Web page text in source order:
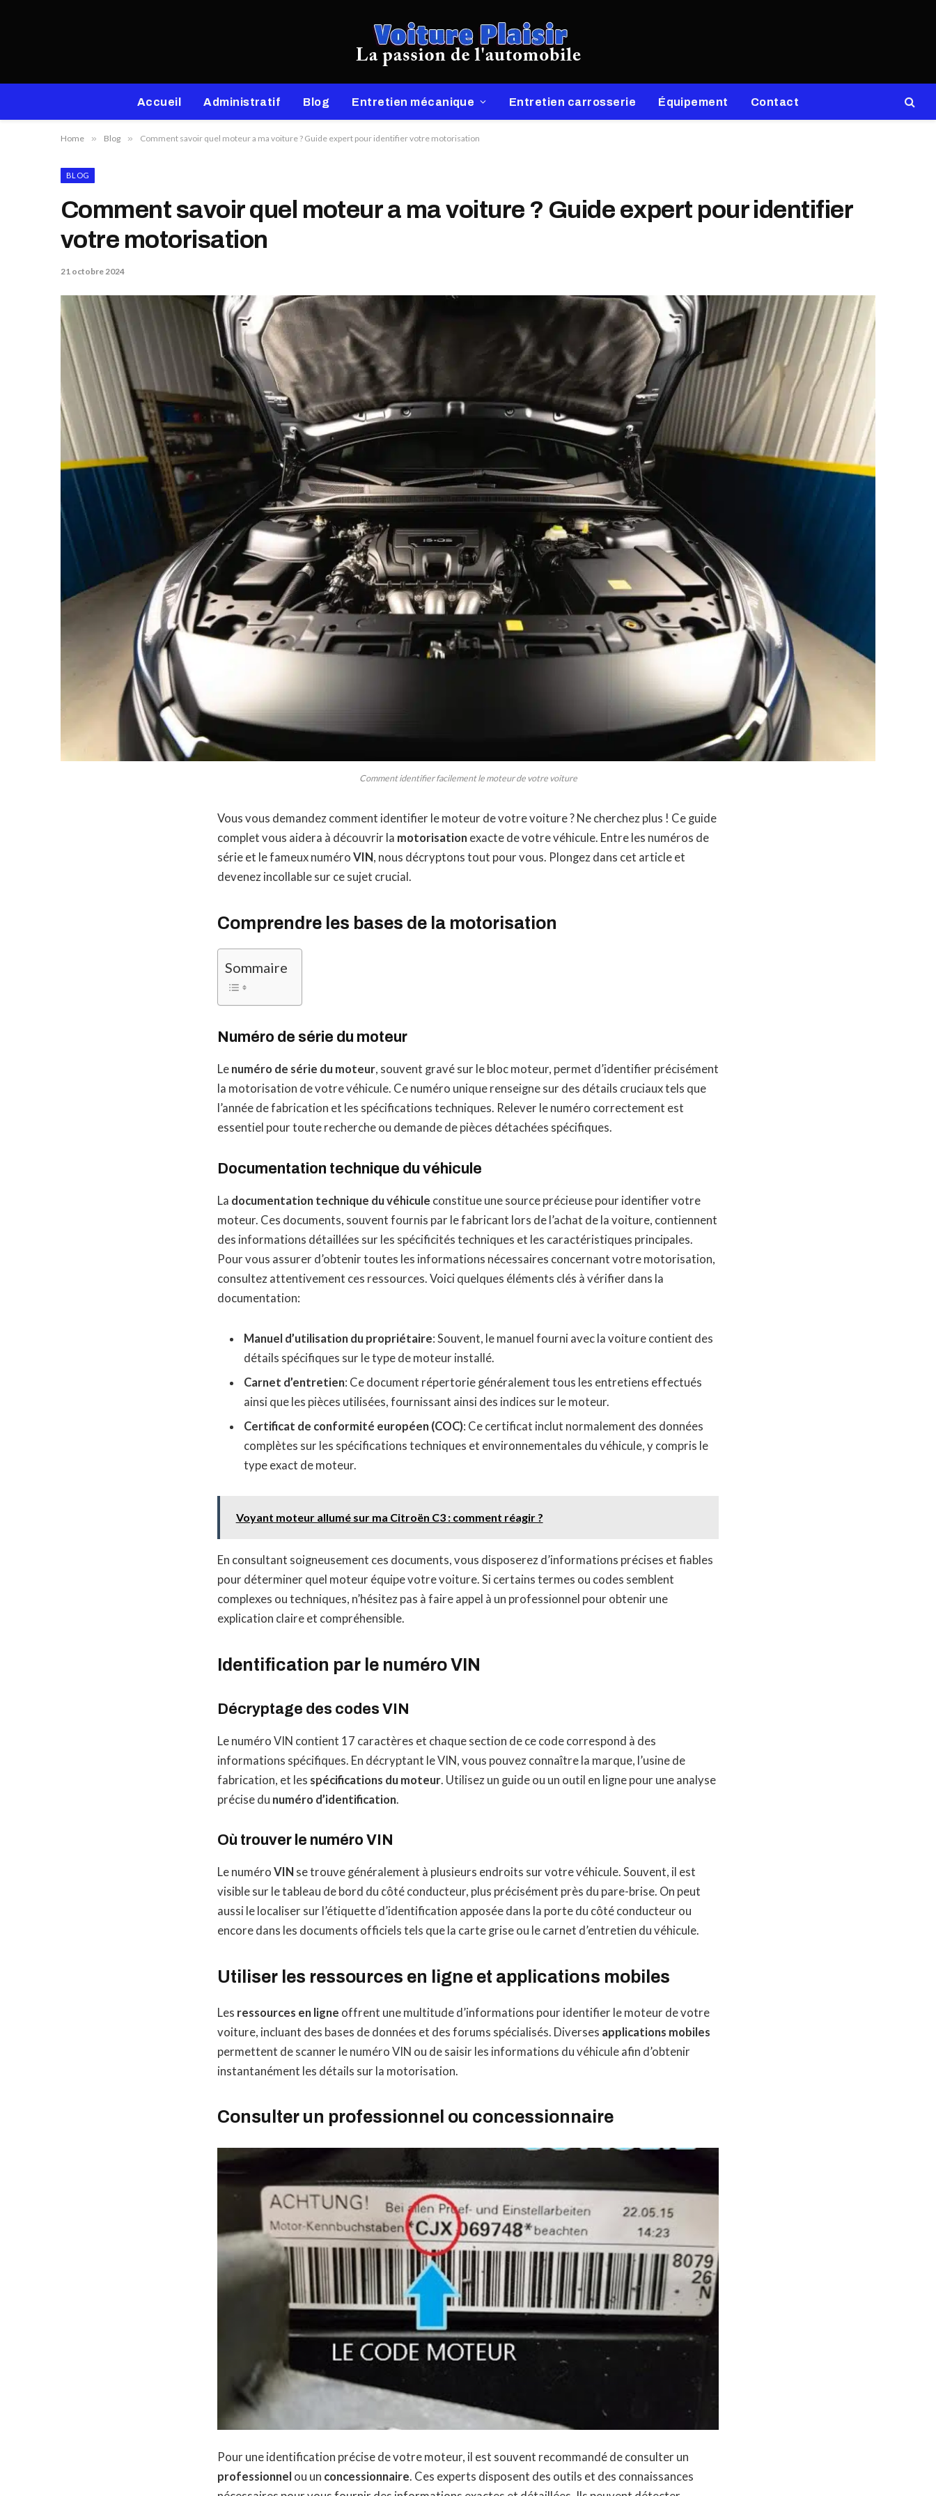
Accueil Administratif Blog Entretien mécanique Entretien carrosserie Équipement Contact
Home » Blog » Comment savoir quel moteur a ma voiture ? Guide expert pour identifier votre motorisation
BLOG
Comment savoir quel moteur a ma voiture ? Guide expert pour identifier
votre motorisation
21 octobre 2024
Comment identifier facilement le moteur de votre voiture
Vous vous demandez comment identifier le moteur de votre voiture ? Ne cherchez plus ! Ce guide
complet vous aidera à découvrir la motorisation exacte de votre véhicule. Entre les numéros de
série et le fameux numéro VIN, nous décryptons tout pour vous. Plongez dans cet article et
devenez incollable sur ce sujet crucial.
Comprendre les bases de la motorisation
Sommaire
Numéro de série du moteur
Le numéro de série du moteur, souvent gravé sur le bloc moteur, permet d’identifier précisément
la motorisation de votre véhicule. Ce numéro unique renseigne sur des détails cruciaux tels que
l’année de fabrication et les spécifications techniques. Relever le numéro correctement est
essentiel pour toute recherche ou demande de pièces détachées spécifiques.
Documentation technique du véhicule
La documentation technique du véhicule constitue une source précieuse pour identifier votre
moteur. Ces documents, souvent fournis par le fabricant lors de l’achat de la voiture, contiennent
des informations détaillées sur les spécificités techniques et les caractéristiques principales.
Pour vous assurer d’obtenir toutes les informations nécessaires concernant votre motorisation,
consultez attentivement ces ressources. Voici quelques éléments clés à vérifier dans la
documentation:
Manuel d’utilisation du propriétaire: Souvent, le manuel fourni avec la voiture contient des
détails spécifiques sur le type de moteur installé.
Carnet d’entretien: Ce document répertorie généralement tous les entretiens effectués
ainsi que les pièces utilisées, fournissant ainsi des indices sur le moteur.
Certificat de conformité européen (COC): Ce certificat inclut normalement des données
complètes sur les spécifications techniques et environnementales du véhicule, y compris le
type exact de moteur.
Voyant moteur allumé sur ma Citroën C3 : comment réagir ?
En consultant soigneusement ces documents, vous disposerez d’informations précises et fiables
pour déterminer quel moteur équipe votre voiture. Si certains termes ou codes semblent
complexes ou techniques, n’hésitez pas à faire appel à un professionnel pour obtenir une
explication claire et compréhensible.
Identification par le numéro VIN
Décryptage des codes VIN
Le numéro VIN contient 17 caractères et chaque section de ce code correspond à des
informations spécifiques. En décryptant le VIN, vous pouvez connaître la marque, l’usine de
fabrication, et les spécifications du moteur. Utilisez un guide ou un outil en ligne pour une analyse
précise du numéro d’identification.
Où trouver le numéro VIN
Le numéro VIN se trouve généralement à plusieurs endroits sur votre véhicule. Souvent, il est
visible sur le tableau de bord du côté conducteur, plus précisément près du pare-brise. On peut
aussi le localiser sur l’étiquette d’identification apposée dans la porte du côté conducteur ou
encore dans les documents officiels tels que la carte grise ou le carnet d’entretien du véhicule.
Utiliser les ressources en ligne et applications mobiles
Les ressources en ligne offrent une multitude d’informations pour identifier le moteur de votre
voiture, incluant des bases de données et des forums spécialisés. Diverses applications mobiles
permettent de scanner le numéro VIN ou de saisir les informations du véhicule afin d’obtenir
instantanément les détails sur la motorisation.
Consulter un professionnel ou concessionnaire
Pour une identification précise de votre moteur, il est souvent recommandé de consulter un
professionnel ou un concessionnaire. Ces experts disposent des outils et des connaissances